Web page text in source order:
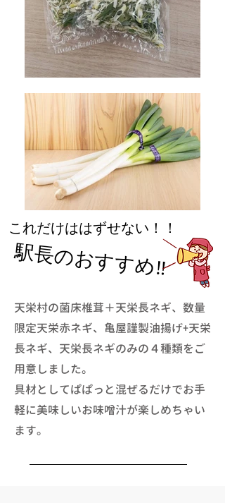
これだけははずせない！！
駅長のおすすめ‼️
天栄村の菌床椎茸＋天栄長ネギ、数量
限定天栄赤ネギ、 亀屋謹製油揚げ+天栄
長ネギ、天栄長ネギのみの４種類をご
用意しました。
​具材としてぱぱっと混ぜるだけでお手
軽に美味しいお味噌汁が楽しめちゃい
ます。